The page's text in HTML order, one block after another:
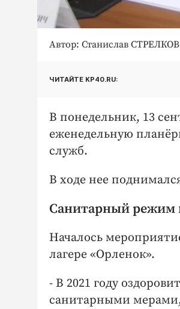
Автор: Станислав
ЧИТАЙТЕ KP40.RU:
В понедельник, 13
еженедельную
служб.
В ходе нее
Санитарный режим
Началось
лагере «Орленок».
- В 2021 году
санитарными мерами,